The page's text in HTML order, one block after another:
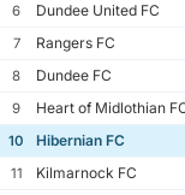
6
Dundee United FC
7
Rangers FC
8
Dundee FC
9
Heart of Midlothian
10
Hibernian FC
11
Kilmarnock FC